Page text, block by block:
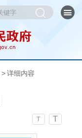
> 详细内容
T T